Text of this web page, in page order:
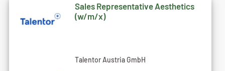
Sales Representative Aesthetics
(w/m/x)
Talentor Austria GmbH